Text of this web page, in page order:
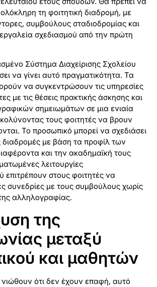
τη φοιτητική διαδρομή, με
συμβούλους σταδιοδρομίας και
σχεδιασμού από την πρώτη
Σύστημα Διαχείρισης Σχολείου
να γίνει αυτό πραγματικότητα. Τα
να συγκεντρώσουν τις υπηρεσίες
με τις θέσεις πρακτικής άσκησης και
σημειωμάτων σε μια ενιαία
τους φοιτητές να βρουν
Το προσωπικό μπορεί να σχεδιάσει
διαδρομές με βάση τα προφίλ των
και την ακαδημαϊκή τους
λειτουργίες
επιτρέπουν στους φοιτητές να
συνεδρίες με τους συμβούλους χωρίς
αλληλογραφίας.
της
μεταξύ
και μαθητών
ότι δεν έχουν επαφή, αυτό